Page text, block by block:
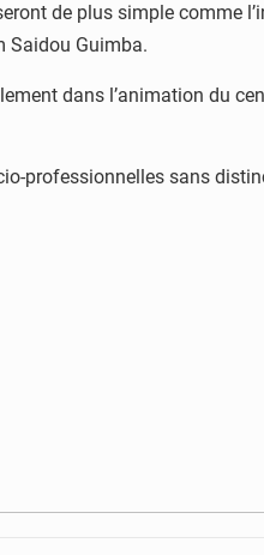
de plus simple comme
Saidou Guimba.
dans l’animation du
professionnelles sans